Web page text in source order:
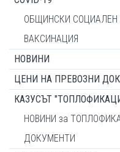
ОБЩИНСКИ
ВАКСИНАЦИЯ
НОВИНИ
ЦЕНИ НА ПРЕВОЗНИ
КАЗУСЪТ
НОВИНИ за
ДОКУМЕНТИ